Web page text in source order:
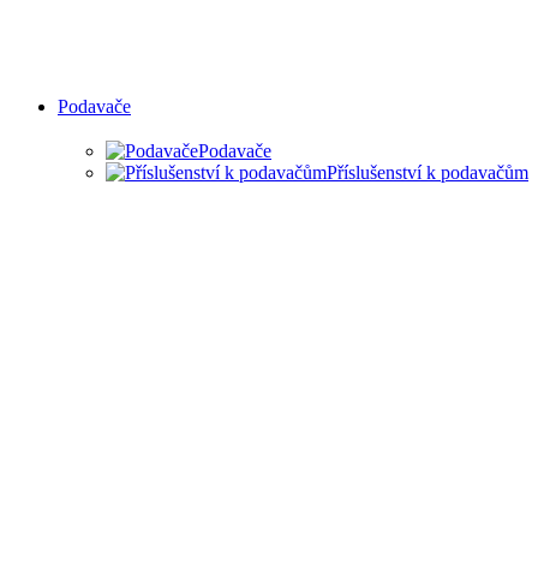
Podavače
Podavače
Příslušenství k podavačům